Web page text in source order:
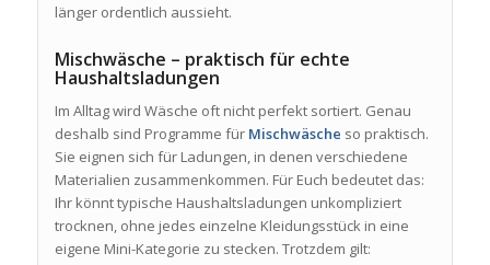
länger ordentlich aussieht.
Mischwäsche – praktisch für echte
Haushaltsladungen
Im Alltag wird Wäsche oft nicht perfekt sortiert. Genau
deshalb sind Programme für Mischwäsche so praktisch.
Sie eignen sich für Ladungen, in denen verschiedene
Materialien zusammenkommen. Für Euch bedeutet das:
Ihr könnt typische Haushaltsladungen unkompliziert
trocknen, ohne jedes einzelne Kleidungsstück in eine
eigene Mini-Kategorie zu stecken. Trotzdem gilt: